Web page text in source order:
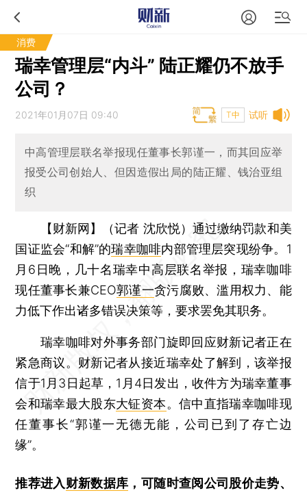
消费
瑞幸管理层“内斗” 陆正耀仍不放手
公司？
试听
2021年01月07日 09:40 T中
中高管理层联名举报现任董事长郭谨一，而其回应举
报受公司创始人、但因造假出局的陆正耀、钱治亚组
织
【财新网】（记者 沈欣悦） 通过缴纳罚款和美
国证监会“和解”的瑞幸咖啡内部管理层突现纷争。1
月6日晚，几十名瑞幸中高层联名举报，瑞幸咖啡
现任董事长兼CEO郭谨一贪污腐败、滥用权力、能
力低下作出诸多错误决策等，要求罢免其职务。
瑞幸咖啡对外事务部门旋即回应财新记者正在
紧急商议。财新记者从接近瑞幸处了解到，该举报
信于1月3日起草，1月4日发出，收件方为瑞幸董事
会和瑞幸最大股东大钲资本。信中直指瑞幸咖啡现
任董事长“郭谨一无德无能，公司已到了存亡边
缘”。
推荐进入财新数据库 ，可随时查阅公司股价走势、